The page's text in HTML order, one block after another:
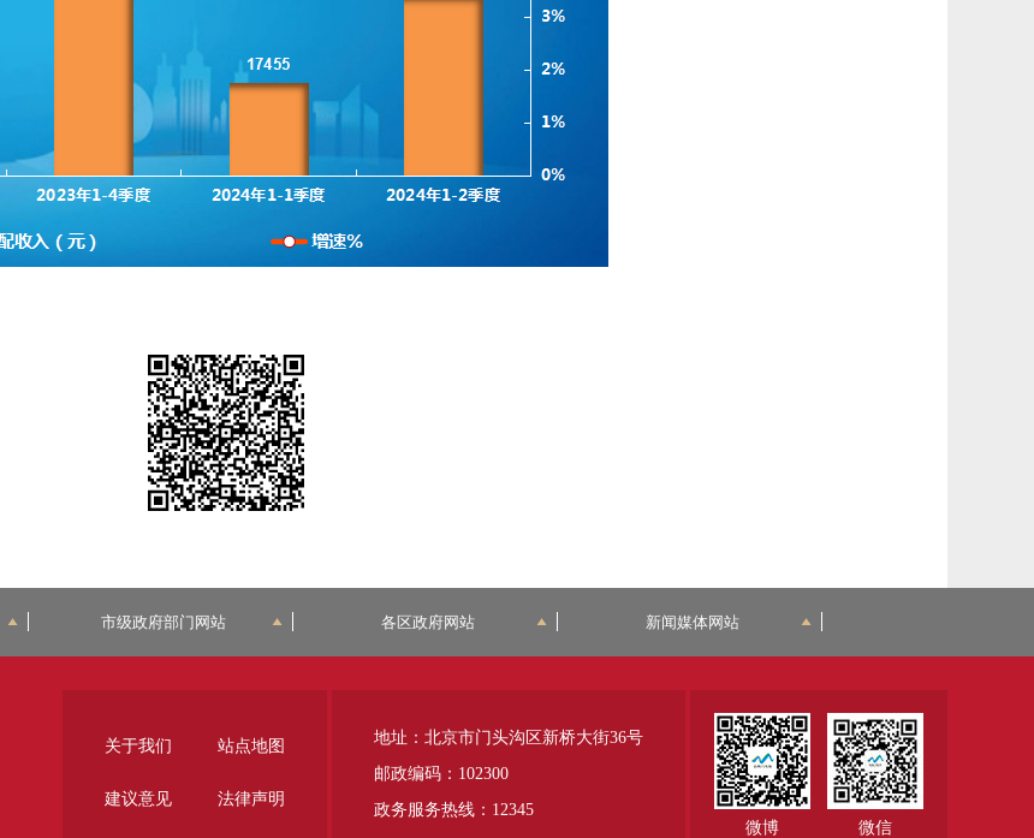
市级政府部门网站 各区政府网站 新闻媒体网站
微博 微信
地址：北京市门头沟区新桥大街36号
邮政编码：102300
政务服务热线：12345
关于我们 站点地图
建议意见 法律声明